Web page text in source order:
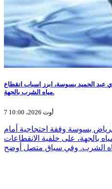
عبد الحميد بسوسة، ابرز اسباب انقطاع
مياه الشرب بالجهة.
7 أوت 2026، 10:00
بسوسة وقفة احتجاجية أمام
بالجهة، على خلفية الانقطاعات